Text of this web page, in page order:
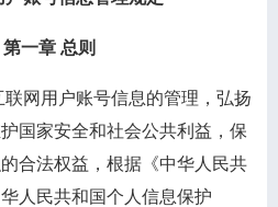
第一章 总则
联网用户账号信息的管理，弘扬
国家安全和社会公共利益，保
合法权益，根据《中华人民共
人民共和国个人信息保护